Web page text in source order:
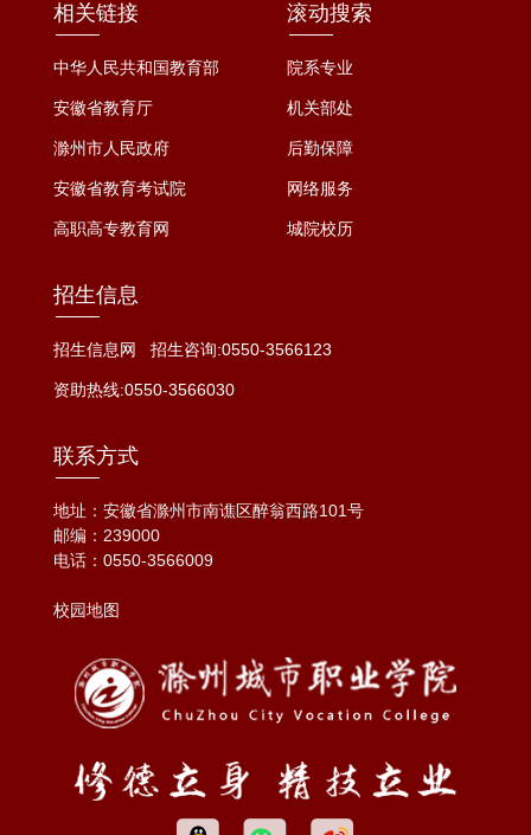
相关链接
中华人民共和国教育部
安徽省教育厅
滁州市人民政府
安徽省教育考试院
高职高专教育网
滚动搜索
院系专业
机关部处
后勤保障
网络服务
城院校历
招生信息
招生信息网 招生咨询:0550-3566123
资助热线:0550-3566030
联系方式
地址：安徽省滁州市南谯区醉翁西路101号
邮编：239000
电话： 0550-3566009
校园地图